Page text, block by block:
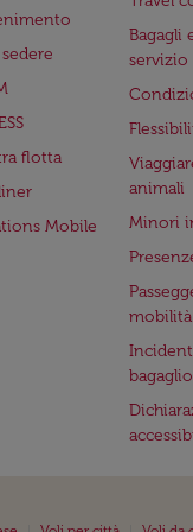
flotta
Mobile
Bagagli
servizio
animali
Minori
bagaglio